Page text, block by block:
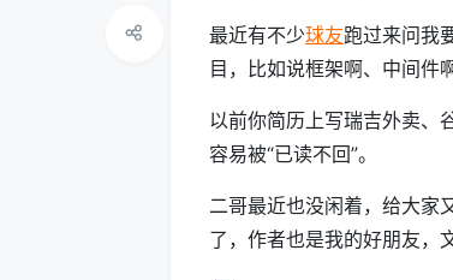
最近有不少球友跑过来问我
目，比如说框架啊、中间件
以前你简历上写瑞吉外卖、
容易被“已读不回”。
二哥最近也没闲着，给大
了，作者也是我的好朋友，